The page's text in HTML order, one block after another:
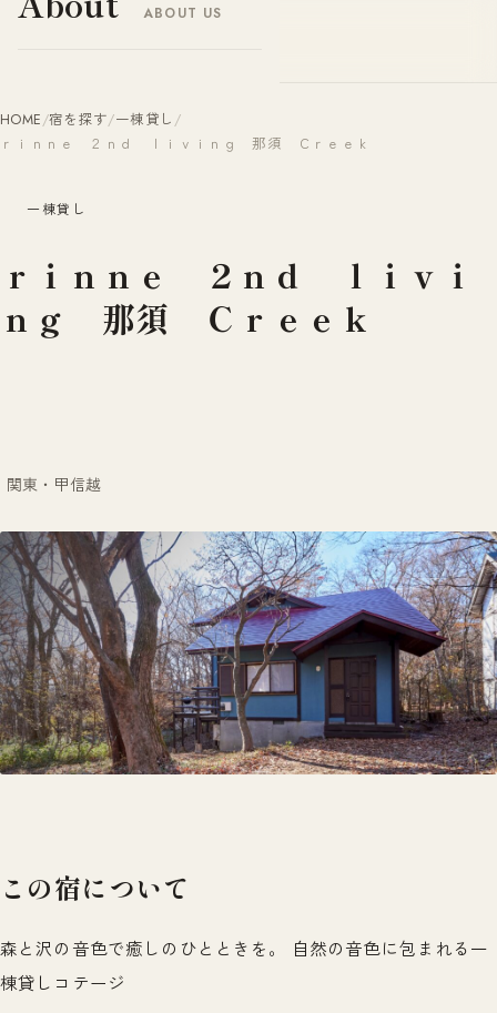
ABOUT US
HOME/宿を探す/一棟貸し /
ｒｉｎｎｅ ２ｎｄ ｌｉｖｉｎｇ 那須 Ｃｒｅｅｋ
一棟貸し
ｒｉｎｎｅ ２ｎｄ ｌｉｖｉ
ｎｇ 那須 Ｃｒｅｅｋ
関東・甲信越
この宿について
森と沢の音色で癒しのひとときを。 自然の音色に包まれる一
棟貸しコテージ